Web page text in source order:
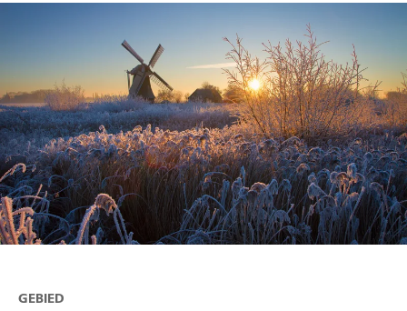
GEBIED